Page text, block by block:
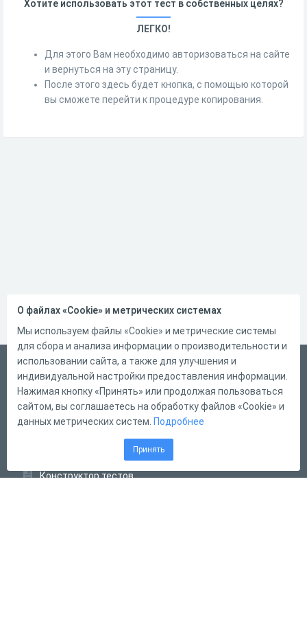
Хотите использовать этот тест в собственных целях?
ЛЕГКО!
Для этого Вам необходимо авторизоваться на сайте
и вернуться на эту страницу.
После этого здесь будет кнопка, с помощью которой
вы сможете перейти к процедуре копирования.
Русский
Справка
Форма обратной связи
Конструктор тестов
О файлах «Cookie» и метрических системах
Мы используем файлы «Cookie» и метрические системы
для сбора и анализа информации о производительности и
использовании сайта, а также для улучшения и
индивидуальной настройки предоставления информации.
Нажимая кнопку «Принять» или продолжая пользоваться
сайтом, вы соглашаетесь на обработку файлов «Cookie» и
данных метрических систем. Подробнее
Принять